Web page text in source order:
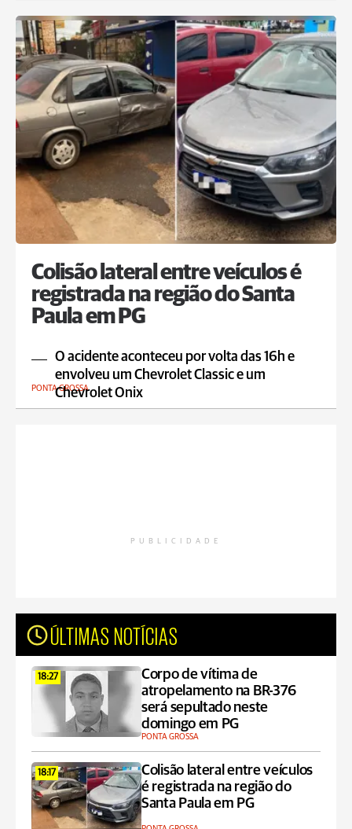
Colisão lateral entre veículos é
registrada na região do Santa
Paula em PG
O acidente aconteceu por volta das 16h e
envolveu um Chevrolet Classic e um
Chevrolet Onix
PONTA GROSSA
PUBLICIDADE
ÚLTIMAS NOTÍCIAS
18:27
Corpo de vítima de
atropelamento na BR-376
será sepultado neste
domingo em PG
PONTA GROSSA
18:17
Colisão lateral entre veículos
é registrada na região do
Santa Paula em PG